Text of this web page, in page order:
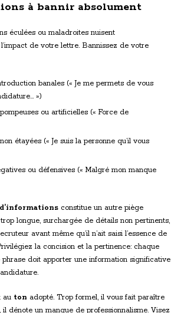
à bannir absolument
éculées ou maladroites nuisent
de votre lettre. Bannissez de votre
banales (« Je me permets de vous
»)
ou artificielles (« Force de
étayées (« Je suis la personne qu’il vous
ou défensives (« Malgré mon manque
constitue un autre piège
longue, surchargée de détails non pertinents,
avant même qu’il n’ait saisi l’essence de
la concision et la pertinence: chaque
phrase doit apporter une information significative
au ton adopté. Trop formel, il vous fait paraître
il dénote un manque de professionnalisme. Visez